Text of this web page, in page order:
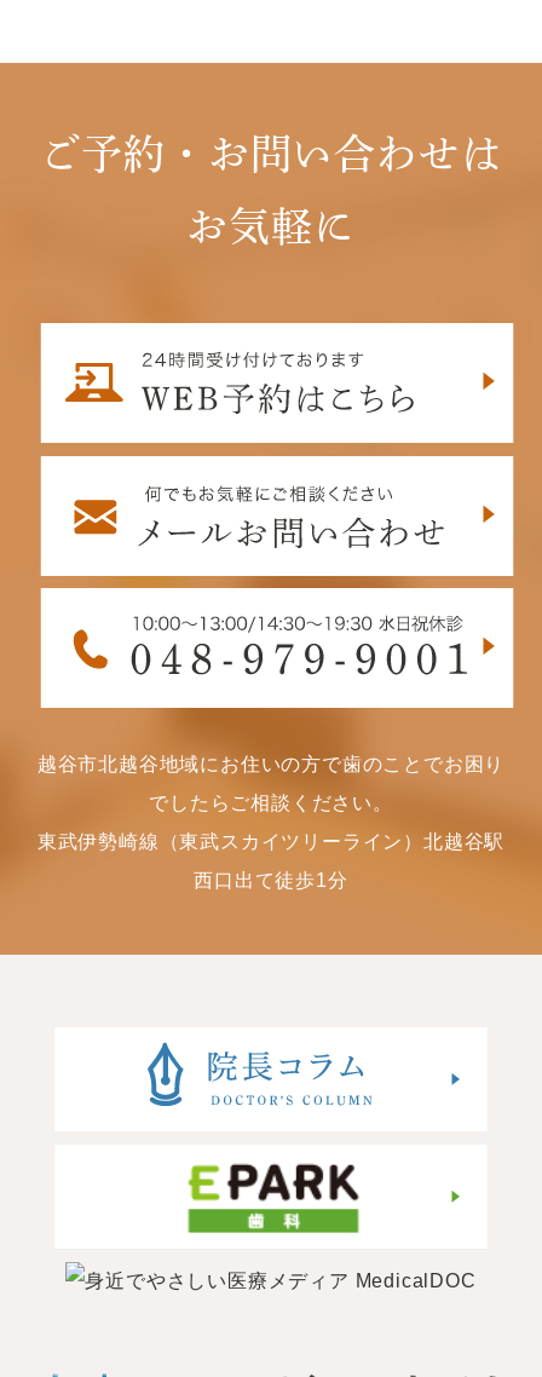
ご予約・お問い合わせは
お気軽に
越谷市北越谷地域にお住いの方で歯のことでお困り
でしたらご相談ください。
東武伊勢崎線（東武スカイツリーライン）北越谷駅
西口出て徒歩1分